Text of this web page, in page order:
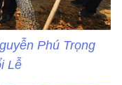
Phú Trọng
Lễ